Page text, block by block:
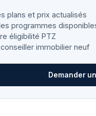
plans et prix actualisés
programmes
éligibilité PTZ
immobilier neuf
Demander